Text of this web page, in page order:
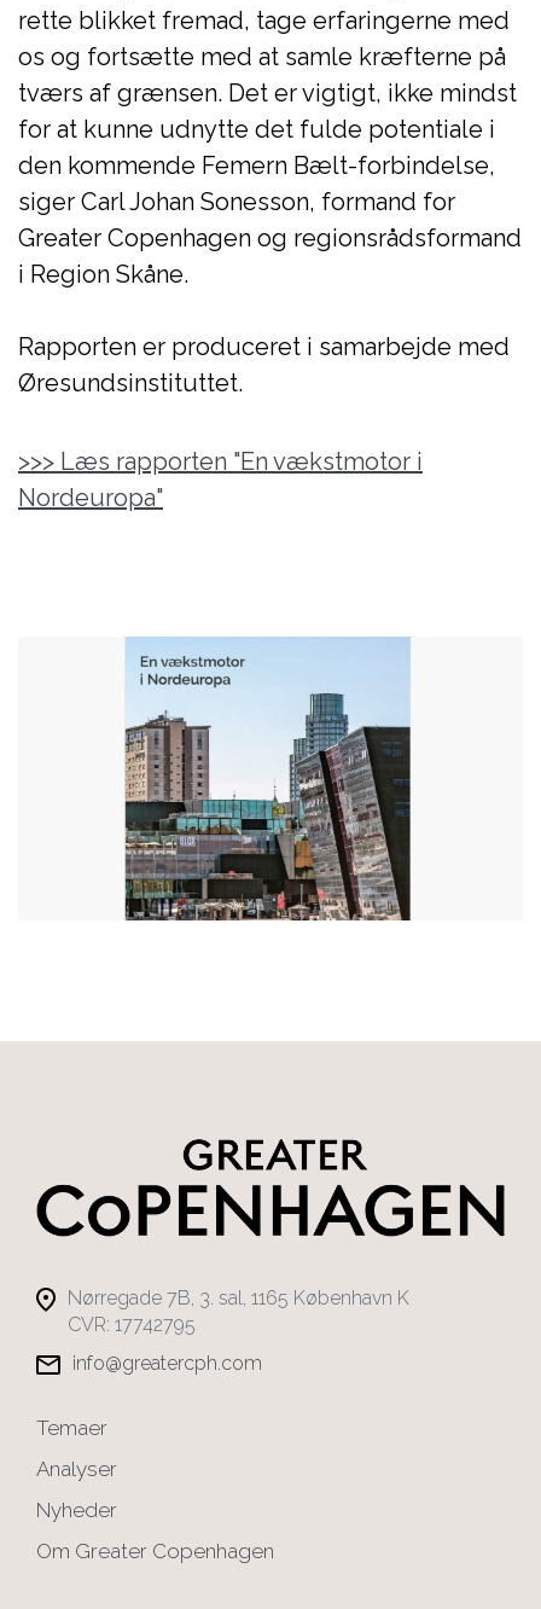
rette blikket fremad, tage erfaringerne med
os og fortsætte med at samle kræfterne på
tværs af grænsen. Det er vigtigt, ikke mindst
for at kunne udnytte det fulde potentiale i
den kommende Femern Bælt-forbindelse,
siger Carl Johan Sonesson, formand for
Greater Copenhagen og regionsrådsformand
i Region Skåne.
Rapporten er produceret i samarbejde med
Øresundsinstituttet.
>>> Læs rapporten "En vækstmotor i
Nordeuropa"
Nørregade 7B, 3. sal, 1165 København K
CVR: 17742795
info@greatercph.com
Temaer
Analyser
Nyheder
Om Greater Copenhagen